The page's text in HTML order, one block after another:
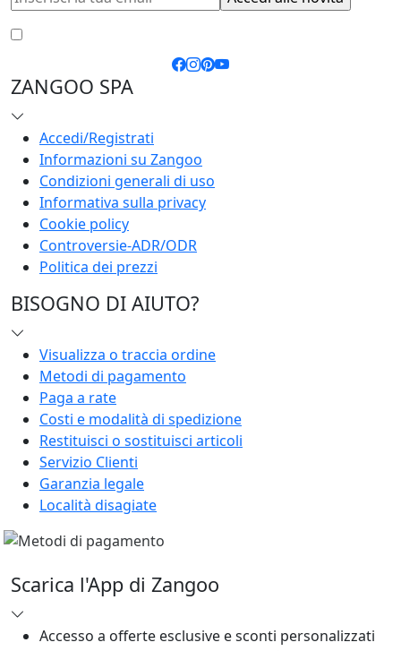
ZANGOO SPA
Accedi/Registrati
Informazioni su Zangoo
Condizioni generali di uso
Informativa sulla privacy
Cookie policy
Controversie-ADR/ODR
Politica dei prezzi
BISOGNO DI AIUTO?
Visualizza o traccia ordine
Metodi di pagamento
Paga a rate
Costi e modalità di spedizione
Restituisci o sostituisci articoli
Servizio Clienti
Garanzia legale
Località disagiate
Scarica l'App di Zangoo
Accesso a offerte esclusive e sconti personalizzati